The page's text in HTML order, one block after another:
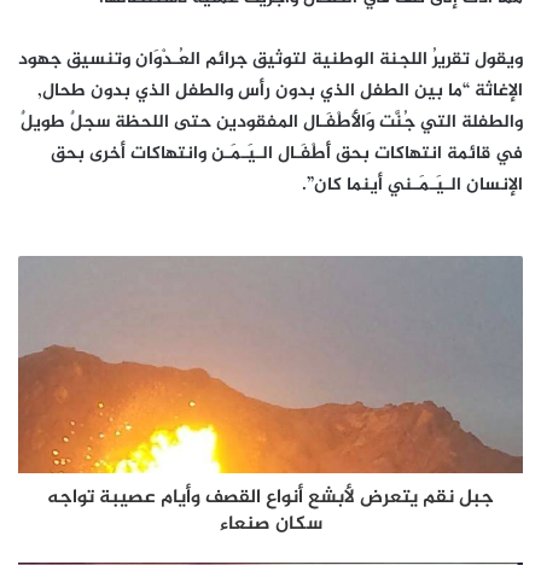
ويقول تقريرُ اللجنة الوطنية لتوثيق جرائم العُـدْوَان وتنسيق جهود
الإغاثة “ما بين الطفل الذي بدون رأس والطفل الذي بدون طحال,
والطفلة التي جُنَّت وَالأَطْفَـال المفقودين حتى اللحظة سجلٌ طويلٌ
في قائمة انتهاكات بحق أَطْفَـال الـيَـمَـن وانتهاكات أخرى بحق
الإنسان الـيَـمَـني أينما كان”.
جبل نقم يتعرض لأبشع أنواع القصف وأيام عصيبة تواجه
سكان صنعاء